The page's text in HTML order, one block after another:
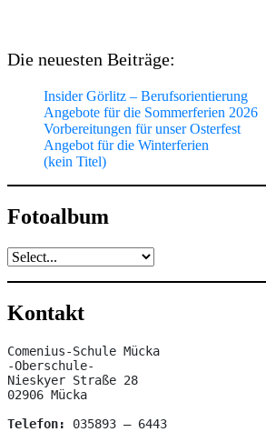
Die neuesten Beiträge:
Insider Görlitz – Berufsorientierung
Angebote für die Sommerferien 2026
Vorbereitungen für unser Osterfest
Angebot für die Winterferien
(kein Titel)
Fotoalbum
Kontakt
Comenius-Schule Mücka
-Oberschule-
Nieskyer Straße 28
02906 Mücka
Telefon:
035893 – 6443